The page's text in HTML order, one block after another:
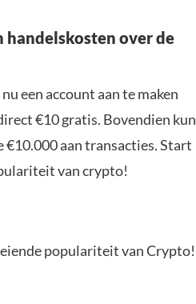
handelskosten over de
een account aan te maken
€10 gratis. Bovendien kun
€10.000 aan transacties. Start
van crypto!
populariteit van Crypto!